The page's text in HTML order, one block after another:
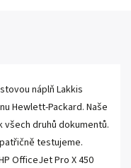
náplň Lakkis
Hewlett-Packard. Naše
druhů dokumentů.
testujeme.
OfficeJet Pro X 450